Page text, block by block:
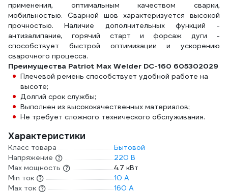
применения, оптимальным качеством сварки,
мобильностью. Сварной шов характеризуется высокой
прочностью. Наличие дополнительных функций -
антизалипание, горячий старт и форсаж дуги -
способствует быстрой оптимизации и ускорению
сварочного процесса.
Преимущества Patriot Max Welder DC-160 605302029
Плечевой ремень способствует удобной работе на
высоте;
Долгий срок службы;
Выполнен из высококачественных материалов;
Не требует сложного технического обслуживания.
Характеристики
Класс товара
Бытовой
Напряжение
220 В
Max мощность
4.7 кВт
Min ток
10 А
Max ток
160 А